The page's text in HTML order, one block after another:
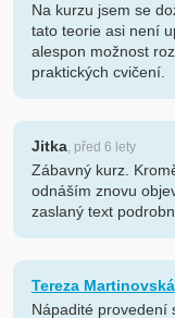
Na kurzu jsem se
tato teorie asi není
alespon možnost
praktických cvičení.
Jitka, před 6 lety
Zábavný kurz.
odnáším znovu
zaslaný text
Tereza Martinovská
Nápadité provedení